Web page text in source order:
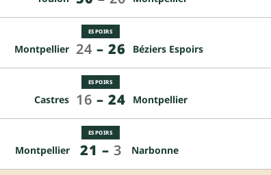
ESPOIRS
Montpellier 24 – 26 Béziers Espoirs
ESPOIRS
Castres 16 – 24 Montpellier
ESPOIRS
Montpellier 21 – 3 Narbonne